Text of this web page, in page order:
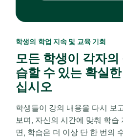
학생의 학업 지속 및 교육 기회
모든 학생이 각자
습할 수 있는 확실
십시오
학생들이 강의 내용을 다시 보
보며, 자신의 시간에 맞춰 학습
면, 학습은 더 이상 단 한 번의